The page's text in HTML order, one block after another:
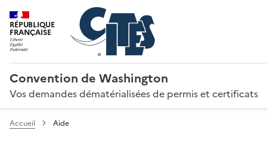
RÉPUBLIQUE
FRANÇAISE
Convention de Washington
Vos demandes dématérialisées de permis et certificats
Accueil Aide